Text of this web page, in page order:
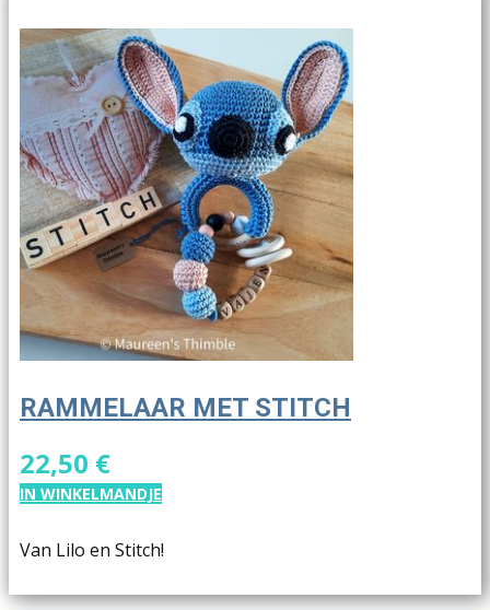
RAMMELAAR MET STITCH
22,50 €
IN WINKELMANDJE
Van Lilo en Stitch!